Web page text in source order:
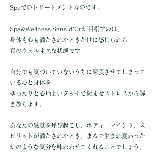
Spaでのトリートメントなのです。
Spa&Wellness Sens d’Orが目指すのは、
身体も心も満たされたときだけに感じられる
真のウェルネスな状態です。
自分でも気づいていないうちに緊張させてしまって
いる心と身体を
ゆったりと心地よいタッチで緩ませストレスから解
き放ちます。
あなたの感覚を呼び起こし、 ボディ、マインド、ス
ピリットが満たされたとき、まるで生まれ変わった
かのような気分を味わわせてくれることでしょう。